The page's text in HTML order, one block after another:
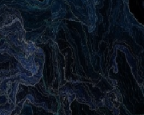
(Pentests) e gestão de riscos